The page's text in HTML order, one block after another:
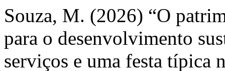
Souza, M. (2026) “O
para o desenvolvimento
serviços e uma festa típica